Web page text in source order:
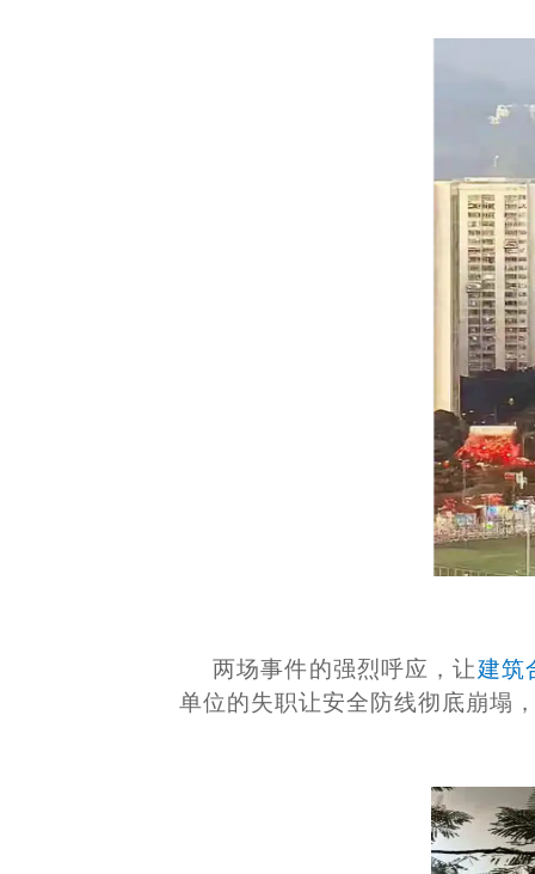
两场事件的强烈呼应，让建筑
单位的失职让安全防线彻底崩塌